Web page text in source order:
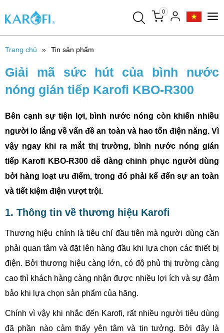
0
Trang chủ Tin sản phẩm
Giải mã sức hút của bình nước
nóng gián tiếp Karofi KBO-R300
Bên cạnh sự tiện lợi, bình nước nóng còn khiến nhiều
người lo lắng về vấn đề an toàn và hao tổn điện năng. Vì
vậy ngay khi ra mắt thị trường, bình nước nóng gián
tiếp Karofi KBO-R300 dễ dàng chinh phục người dùng
bởi hàng loạt ưu điểm, trong đó phải kể đến sự an toàn
và tiết kiệm điện vượt trội.
1. Thông tin về thương hiệu Karofi
Thương hiệu chính là tiêu chí đầu tiên mà người dùng cần
phải quan tâm và đặt lên hàng đầu khi lựa chọn các thiết bị
điện. Bởi thương hiệu càng lớn, có độ phủ thị trường càng
cao thì khách hàng càng nhận được nhiều lợi ích và sự đảm
bảo khi lựa chọn sản phẩm của hãng.
Chính vì vậy khi nhắc đến Karofi, rất nhiều người tiêu dùng
đã phần nào cảm thấy yên tâm và tin tưởng. Bởi đây là